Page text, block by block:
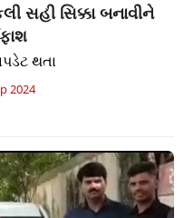
સહી સિક્કા બનાવીને
થતા
2024